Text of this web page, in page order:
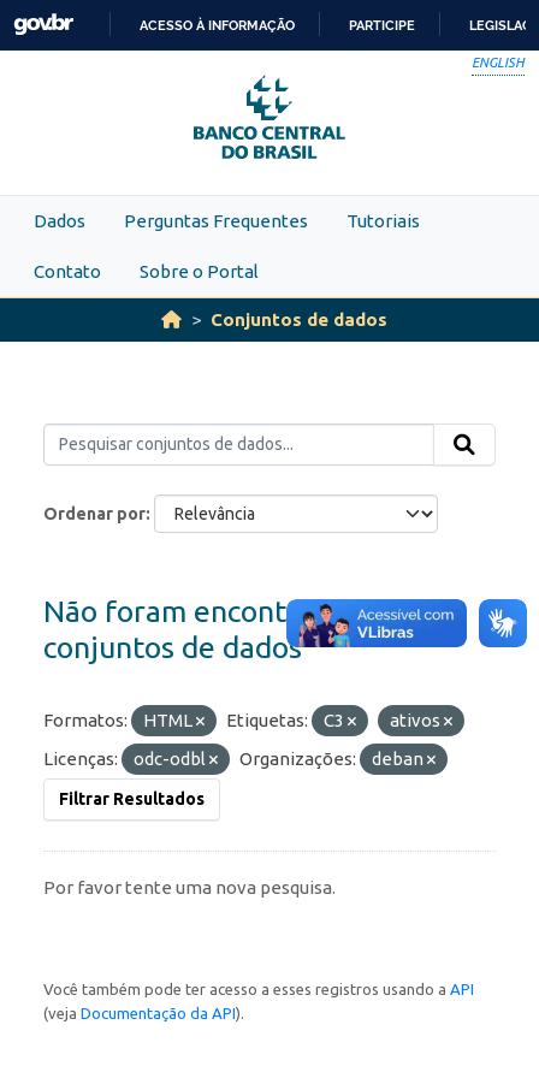
Skip to main content
PARA
O
CONTEÚDO
ACESSO À INFORMAÇÃO PARTICIPE
ENGLISH
Dados Perguntas Frequentes Tutoriais
Contato Sobre o Portal
Conjuntos de dados
Ordenar por
Não foram encontrados
conjuntos de dados
Formatos: HTML Etiquetas: C3
ativos
Licenças:
odc-odbl Organizações: deban
Filtrar Resultados
Por favor tente uma nova pesquisa.
Você também pode ter acesso a esses registros usando a API
(veja Documentação da API).